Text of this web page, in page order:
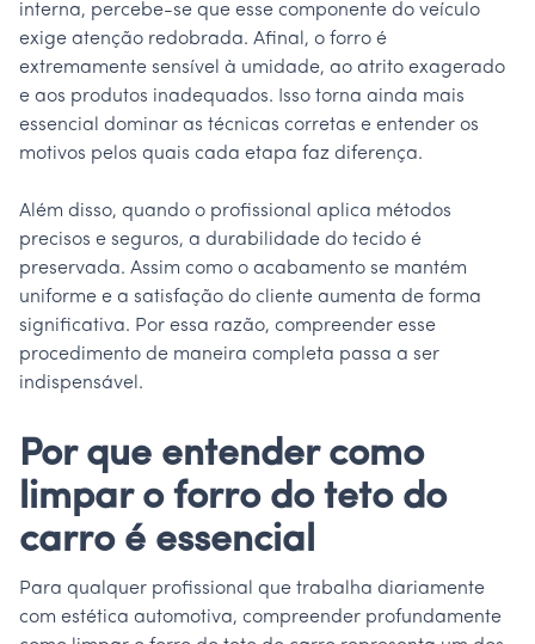
interna, percebe-se que esse componente do veículo
exige atenção redobrada. Afinal, o forro é
extremamente sensível à umidade, ao atrito exagerado
e aos produtos inadequados. Isso torna ainda mais
essencial dominar as técnicas corretas e entender os
motivos pelos quais cada etapa faz diferença.
Além disso, quando o profissional aplica métodos
precisos e seguros, a durabilidade do tecido é
preservada. Assim como o acabamento se mantém
uniforme e a satisfação do cliente aumenta de forma
significativa. Por essa razão, compreender esse
procedimento de maneira completa passa a ser
indispensável.
Por que entender como
limpar o forro do teto do
carro é essencial
Para qualquer profissional que trabalha diariamente
com estética automotiva, compreender profundamente